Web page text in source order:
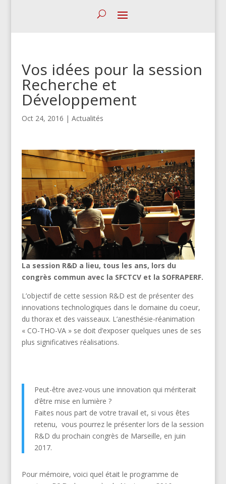
Vos idées pour la session
Recherche et
Développement
Oct 24, 2016 | Actualités
La session R&D a lieu, tous les ans, lors du
congrès commun avec la SFCTCV et la SOFRAPERF.
L’objectif de cette session R&D est de présenter des
innovations technologiques dans le domaine du coeur,
du thorax et des vaisseaux. L’anesthésie-réanimation
« CO-THO-VA » se doit d’exposer quelques unes de ses
plus significatives réalisations.
Peut-être avez-vous une innovation qui mériterait
d’être mise en lumière ?
Faites nous part de votre travail et, si vous êtes
retenu, vous pourrez le présenter lors de la session
R&D du prochain congrès de Marseille, en juin
2017.
Pour mémoire, voici quel était le programme de